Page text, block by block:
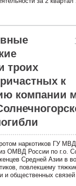
троих
к
компании
наркотиков ГУ
ОМВД России по г.о.
Средней Азии в
повлекшему
и общественных